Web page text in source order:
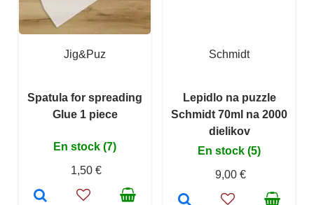
Jig&Puz
Spatula for spreading
Glue 1 piece
En stock (7)
1,50 €
Schmidt
Lepidlo na puzzle
Schmidt 70ml na 2000
dielikov
En stock (5)
9,00 €